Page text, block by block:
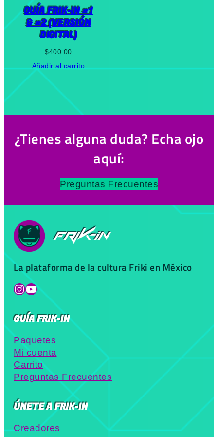
GUÍA FRIK-IN #1
& #2 (VERSIÓN
DIGITAL)
$400.00
Añadir al carrito
¿Tienes alguna duda? Echa ojo
aquí:
Preguntas Frecuentes
La plataforma de la cultura Friki en México
InstagramYouTube
GUÍA FRIK-IN
Paquetes
Mi cuenta
Carrito
Preguntas Frecuentes
ÚNETE A FRIK-IN
Creadores